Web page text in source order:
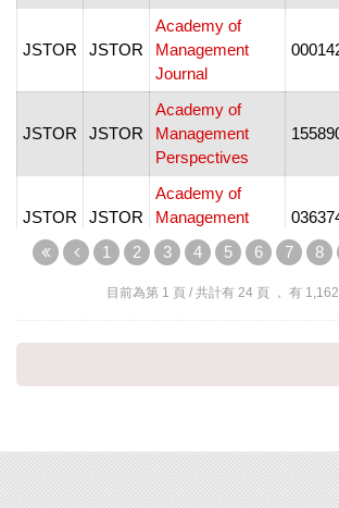
JSTOR JSTOR
Academy of
Management
Journal
JSTOR JSTOR
Academy of
Management
Perspectives
JSTOR JSTOR
Academy of
Management
Review
JSTOR
Review
JSTOR JSTOR
JSTOR JSTOR
Administrative
Science
Quarterly
1 2 3 4 5 6 7 8
目前為第 1 頁 / 共計有 24頁 ， 有 1,162